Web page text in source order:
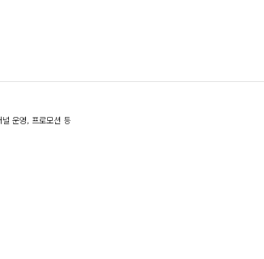
운영, 프로모션 등